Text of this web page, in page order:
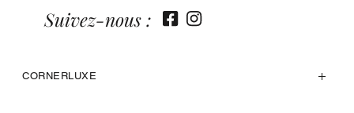
CORNERLUXE
Suivez-nous :